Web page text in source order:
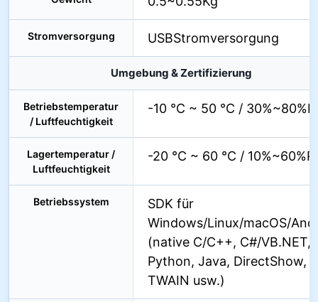
Stromversorgung USBStromversorgung
Umgebung & Zertifizierung
Betriebstemperatur
/ Luftfeuchtigkeit
-10 °C ~ 50 °C /
Lagertemperatur /
Luftfeuchtigkeit
-20 °C ~ 60 °C /
Betriebssystem
SDK für
Windows/Linux/macOS/
(native C/C++, C#/VB.NET,
Python, Java, DirectShow,
TWAIN usw.)